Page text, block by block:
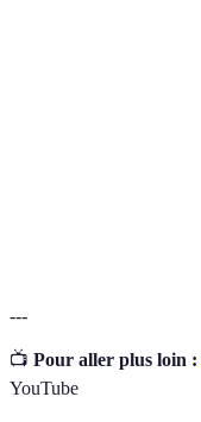
---
📺 Pour aller plus loin :
YouTube